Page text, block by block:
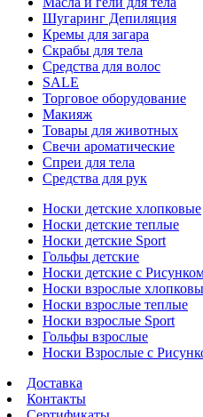
Шугаринг Депиляция
Кремы для загара
Скрабы для тела
Средства для волос
SALE
Торговое оборудование
Макияж
Товары для животных
Свечи ароматические
Спреи для тела
Средства для рук
Носки детские хлопковые
Носки детские теплые
Носки детские Sport
Гольфы детские
Носки детские с
Носки взрослые
Носки взрослые теплые
Носки взрослые Sport
Гольфы взрослые
Носки Взрослые с
Доставка
Контакты